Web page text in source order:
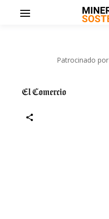
Patrocinado por